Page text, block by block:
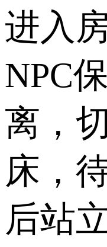
进入
NPC
离，
床，
后站